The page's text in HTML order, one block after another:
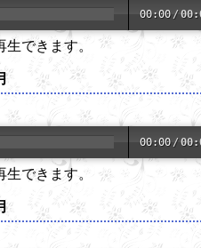
00:00 /
できます。
00:00 /
できます。